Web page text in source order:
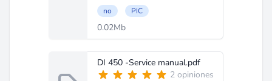
no PIC
0.02Mb
DI 450 -Service manual.pdf
2 opiniones